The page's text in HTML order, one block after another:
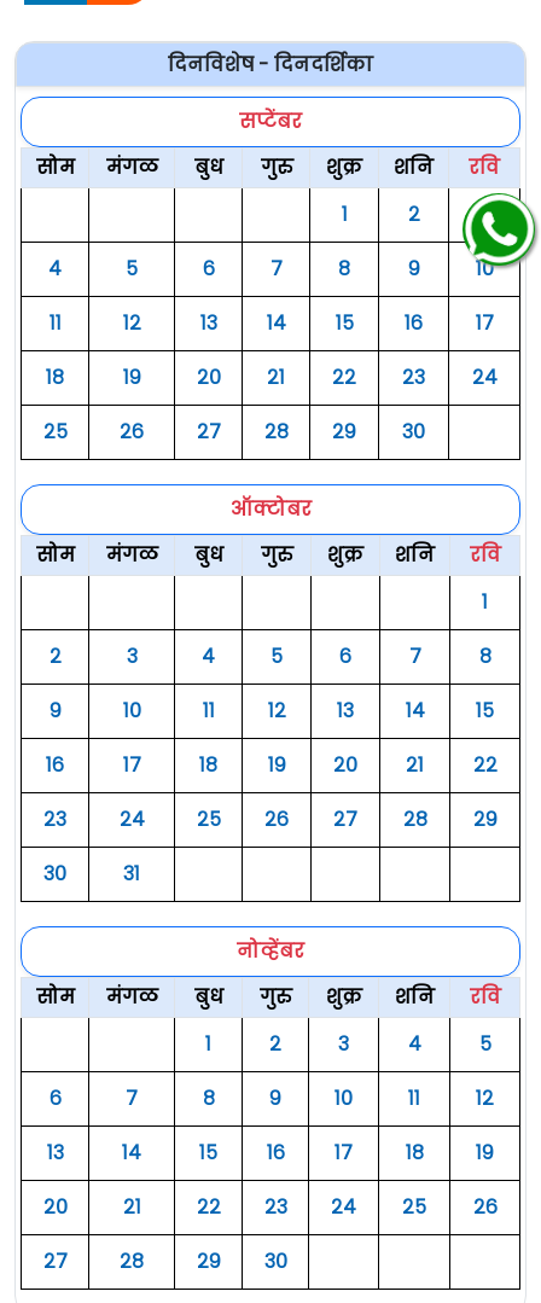
दिनविशेष - दिनदर्शिका
सप्टेंबर
सोम
मंगळ बुध गुरु शुक्र शनि
रवि
१
२
३
४
५ ६ ७ ८ ९
१०
११
१२ १३ १४ १५ १६
१७
१८
१९ २० २१ २२ २३
२४
२५
२६ २७ २८ २९ ३०
ऑक्टोबर
सोम
मंगळ बुध गुरु शुक्र शनि
रवि
१
२
३ ४ ५ ६ ७
८
९
१० ११ १२ १३ १४
१५
१६
१७ १८ १९ २० २१
२२
२३
२४ २५ २६ २७ २८
२९
३०
३१
नोव्हेंबर
सोम
मंगळ बुध गुरु शुक्र शनि
रवि
१
२ ३ ४
५
६
७ ८ ९ १० ११
१२
१३
१४ १५ १६ १७ १८
१९
२०
२१ २२ २३ २४ २५
२६
२७
२८ २९ ३०